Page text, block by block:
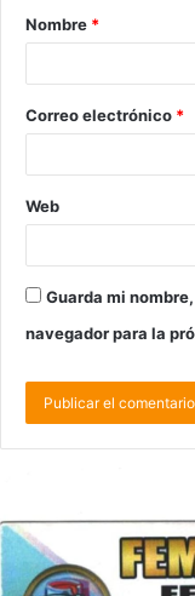
Nombre *
Correo electrónico *
Web
Guarda mi
navegador para la